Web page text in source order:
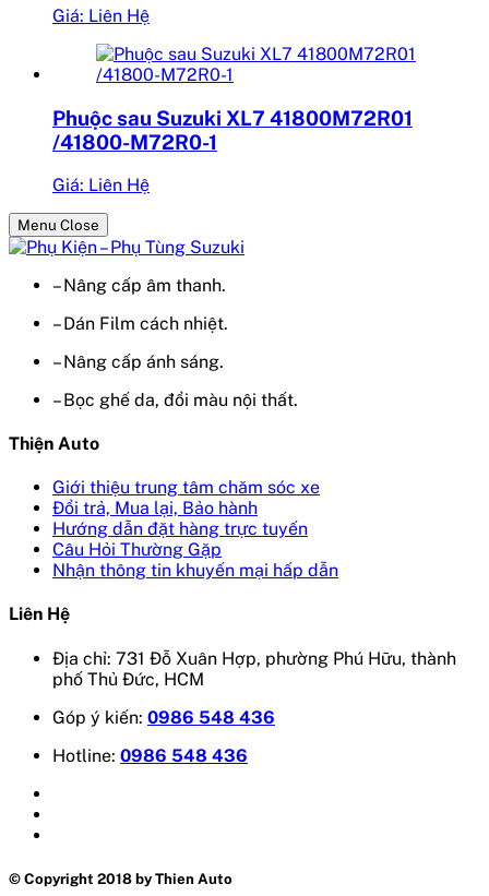
Giá: Liên Hệ
Phuộc sau Suzuki XL7 41800M72R01
/41800-M72R0-1
Giá: Liên Hệ
Menu Close
– Nâng cấp âm thanh.
– Dán Film cách nhiệt.
– Nâng cấp ánh sáng.
– Bọc ghế da, đổi màu nội thất.
Thiện Auto
Giới thiệu trung tâm chăm sóc xe
Đổi trả, Mua lại, Bảo hành
Hướng dẫn đặt hàng trực tuyến
Câu Hỏi Thường Gặp
Nhận thông tin khuyến mại hấp dẫn
Liên Hệ
Địa chỉ: 731 Đỗ Xuân Hợp, phường Phú Hữu, thành
phố Thủ Đức, HCM
Góp ý kiến: 0986 548 436
Hotline: 0986 548 436
© Copyright 2018 by Thien Auto